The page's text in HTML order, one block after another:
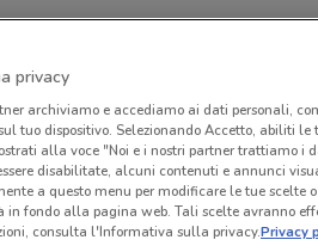
regionali o nazionali. Verifica
privacy
archiviamo e accediamo ai dati personali,
tuo dispositivo. Selezionando Accetto, abiliti
alla voce "Noi e i nostri partner trattiamo i
disabilitate, alcuni contenuti e annunci
a questo menu per modificare le tue scelte
fondo alla pagina web. Tali scelte avranno
consulta l'Informativa sulla privacy.Privacy